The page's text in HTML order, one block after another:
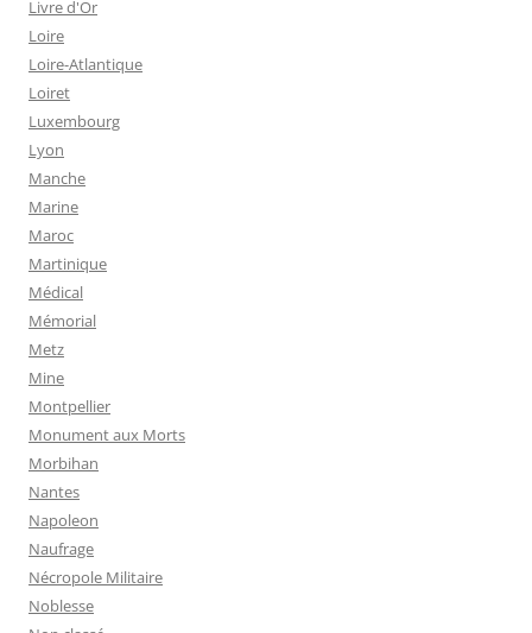
Livre d'Or
Loire
Loire-Atlantique
Loiret
Luxembourg
Lyon
Manche
Marine
Maroc
Martinique
Médical
Mémorial
Metz
Mine
Montpellier
Monument aux Morts
Morbihan
Nantes
Napoleon
Naufrage
Nécropole Militaire
Noblesse